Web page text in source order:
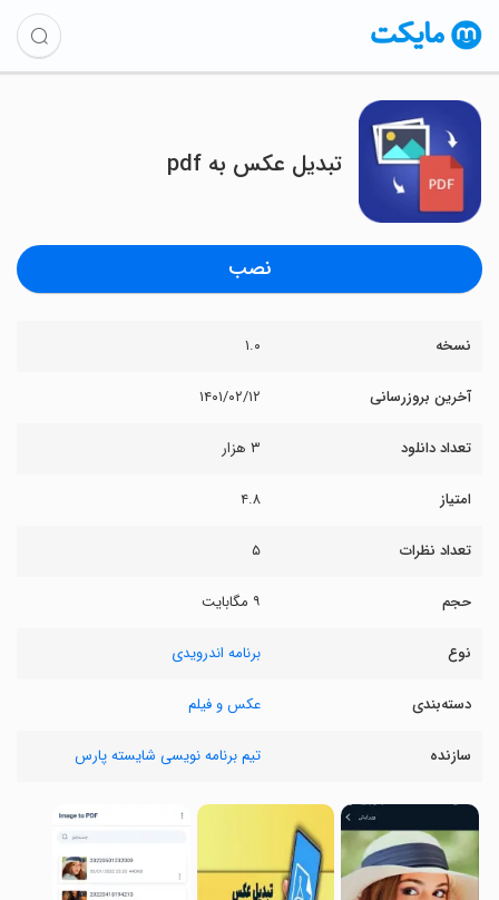
تبدیل عکس به pdf
نصب
نسخه ۱.۰
آخرین بروزرسانی ۱۴۰۱/۰۲/۱۲
تعداد دانلود ۳ هزار
امتیاز ۴.۸
تعداد نظرات ۵
حجم ۹ مگابایت
نوع برنامه اندرویدی
دسته‌بندی عکس و فیلم
سازنده تیم برنامه نویسی شایسته پارس